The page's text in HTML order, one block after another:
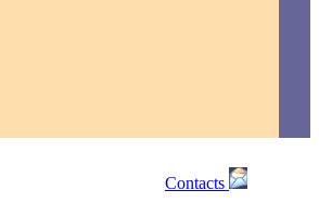
Contacts